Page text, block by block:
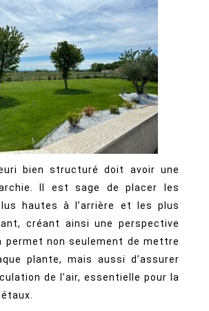
bien structuré doit avoir une
Il est sage de placer les
hautes à l’arrière et les plus
créant ainsi une perspective
permet non seulement de mettre
plante, mais aussi d’assurer
de l’air, essentielle pour la